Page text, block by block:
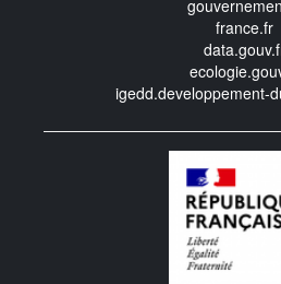
france.fr
igedd.developpement-